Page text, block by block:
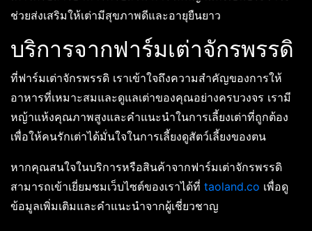
ช่วยส่งเสริมให้เต่ามีสุขภาพดีและอายุยืนยาว
บริการจากฟาร์มเต่าจักรพรรดิ
ที่ฟาร์มเต่าจักรพรรดิ เราเข้าใจถึงความสำคัญของการให้
อาหารที่เหมาะสมและดูแลเต่าของคุณอย่างครบวงจร เรามี
หญ้าแห้งคุณภาพสูงและคำแนะนำในการเลี้ยงเต่าที่ถูกต้อง
เพื่อให้คนรักเต่าได้มั่นใจในการเลี้ยงดูสัตว์เลี้ยงของตน
หากคุณสนใจในบริการหรือสินค้าจากฟาร์มเต่าจักรพรรดิ
สามารถเข้าเยี่ยมชมเว็บไซต์ของเราได้ที่ taoland.co เพื่อดู
ข้อมูลเพิ่มเติมและคำแนะนำจากผู้เชี่ยวชาญ